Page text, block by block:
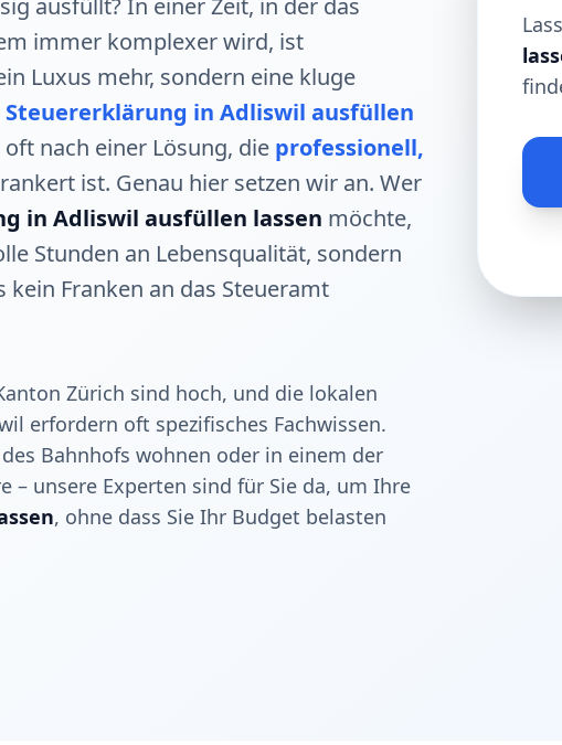
ausfüllt? In einer Zeit, in der das
immer komplexer wird, ist
Luxus mehr, sondern eine kluge
Steuererklärung in Adliswil ausfüllen
nach einer Lösung, die professionell,
ist. Genau hier setzen wir an. Wer
in Adliswil ausfüllen lassen möchte,
Stunden an Lebensqualität, sondern
kein Franken an das Steueramt
Zürich sind hoch, und die lokalen
erfordern oft spezifisches Fachwissen.
Bahnhofs wohnen oder in einem der
– unsere Experten sind für Sie da, um Ihre
, ohne dass Sie Ihr Budget belasten